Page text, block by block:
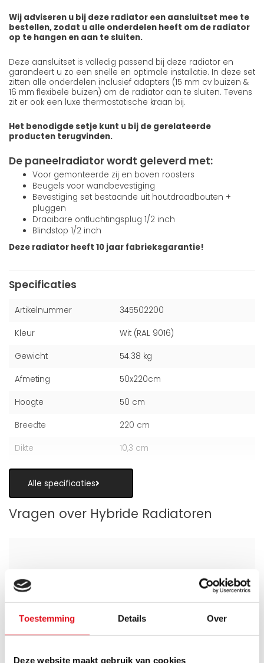
Toestemming Details Over
Deze website maakt gebruik van cookies
Wij adviseren u bij deze radiator een aansluitset mee te
bestellen, zodat u alle onderdelen heeft om de radiator
op te hangen en aan te sluiten.
Deze aansluitset is volledig passend bij deze radiator en
garandeert u zo een snelle en optimale installatie. In deze set
zitten alle onderdelen inclusief adapters (15 mm cv buizen &
16 mm flexibele buizen) om de radiator aan te sluiten. Tevens
zit er ook een luxe thermostatische kraan bij.
Het benodigde setje kunt u bij de gerelateerde
producten terugvinden.
De paneelradiator wordt geleverd met:
Voor gemonteerde zij en boven roosters
Beugels voor wandbevestiging
Bevestiging set bestaande uit houtdraadbouten +
pluggen
Draaibare ontluchtingsplug 1/2 inch
Blindstop 1/2 inch
Deze radiator heeft 10 jaar fabrieksgarantie!
Specificaties
Artikelnummer 345502200
Kleur Wit (RAL 9016)
Gewicht 54.38 kg
Afmeting 50x220cm
Hoogte 50 cm
Breedte 220 cm
Dikte 10,3 cm
Alle specificaties
Vragen over Hybride Radiatoren
Is een hybride paneelradiator geschikt
als alternatief voor vloerverwarming?
Wanneer zijn de warmteboosters het